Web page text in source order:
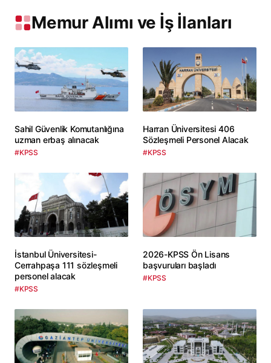
Memur Alımı ve İş İlanları
Sahil Güvenlik Komutanlığına
uzman erbaş alınacak
#KPSS
Harran Üniversitesi 406
Sözleşmeli Personel Alacak
#KPSS
İstanbul Üniversitesi-
Cerrahpaşa 111 sözleşmeli
personel alacak
#KPSS
2026-KPSS Ön Lisans
başvuruları başladı
#KPSS